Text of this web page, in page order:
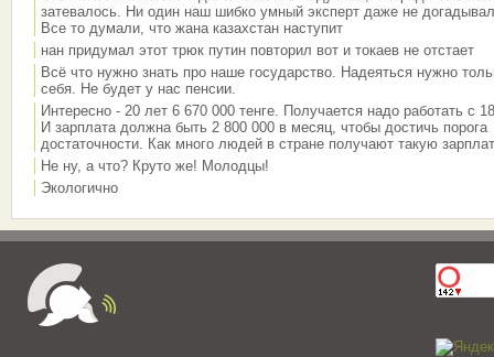
затевалось. Ни один наш шибко умный эксперт даже не
Все то думали, что жана казахстан наступит
нан придумал этот трюк путин повторил вот и токаев не отстает
Всё что нужно знать про наше государство. Надеяться нужно
себя. Не будет у нас пенсии.
Интересно - 20 лет 6 670 000 тенге. Получается надо работать с
И зарплата должна быть 2 800 000 в месяц, чтобы достичь порога
достаточности. Как много людей в стране получают такую
Не ну, а что? Круто же! Молодцы!
Экологично